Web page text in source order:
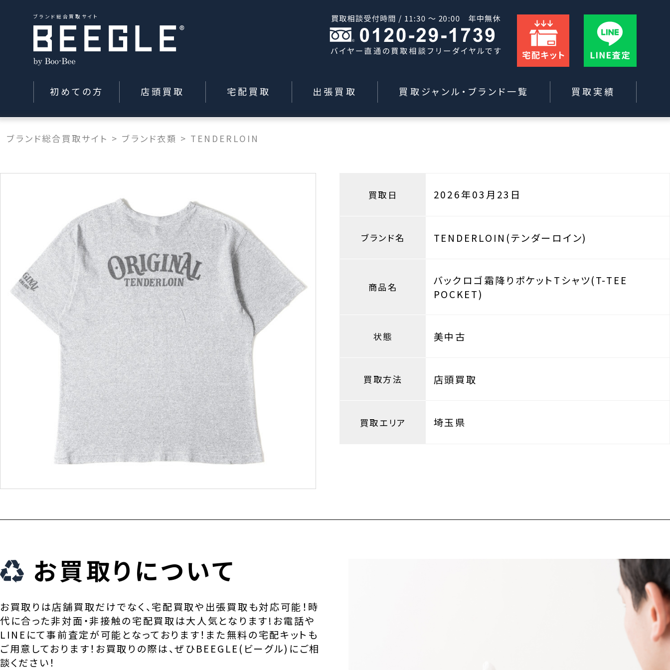
ブランド総合買取サイト
初めての方 店頭買取 宅配買取 出張買取 買取ジャンル・ブランド一覧 買取実績
ブランド総合買取サイト > ブランド衣類 > TENDERLOIN
買取日 2026年03月23日
ブランド名 TENDERLOIN(テンダーロイン)
商品名
バックロゴ霜降りポケットTシャツ(T-TEE
POCKET)
状態 美中古
買取方法 店頭買取
買取エリア 埼玉県
お買取りについて
お買取りは店舗買取だけでなく、宅配買取や出張買取も対応可能！時
代に合った非対面・非接触の宅配買取は大人気となります!お電話や
LINEにて事前査定が可能となっております！また無料の宅配キットも
ご用意しております！お買取りの際は、ぜひBEEGLE(ビーグル)にご相
談ください！